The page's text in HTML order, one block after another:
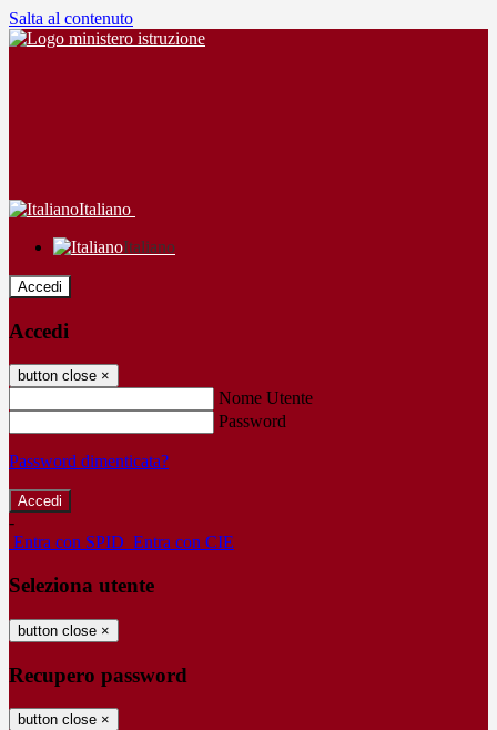
Salta al contenuto
Italiano
Italiano
Accedi
Accedi
button close ×
Nome Utente
Password
Password dimenticata?
-
Entra con SPID Entra con CIE
Seleziona utente
button close ×
Recupero password
button close ×